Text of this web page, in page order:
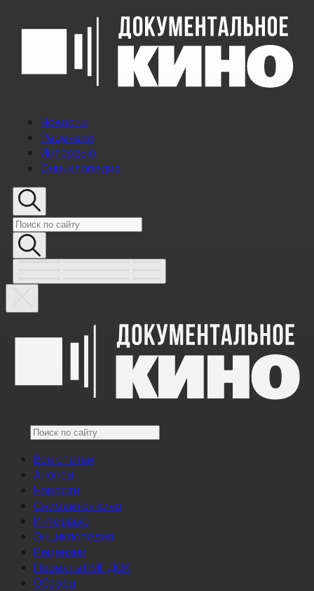
Новости
Рецензии
Интервью
Энциклопедия
Все статьи
Анонсы
Новости
Снимается кино
Интервью
Энциклопедия
Рецензии
Проекты НМГ ДОК
Обзоры